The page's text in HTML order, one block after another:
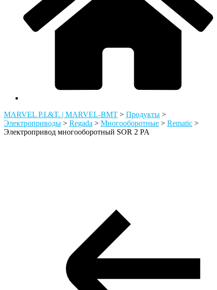
MARVEL P.I.&T. | MARVEL-BMT > Продукты >
Электроприводы > Regada > Многооборотные > Rematic >
Электропривод многооборотный SOR 2 PA